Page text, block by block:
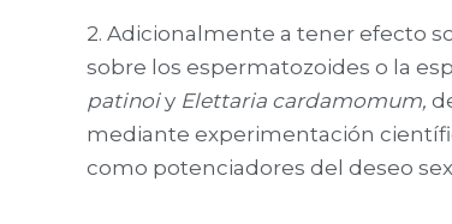
2. Adicionalmente a tener efecto
sobre los espermatozoides o la
patinoiy Elettaria cardamomum,
mediante experimentación
como potenciadores del deseo